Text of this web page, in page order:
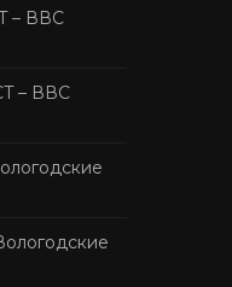
– ВВС
– ВВС